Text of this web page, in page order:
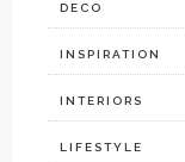
DECO
INSPIRATION
INTERIORS
LIFESTYLE